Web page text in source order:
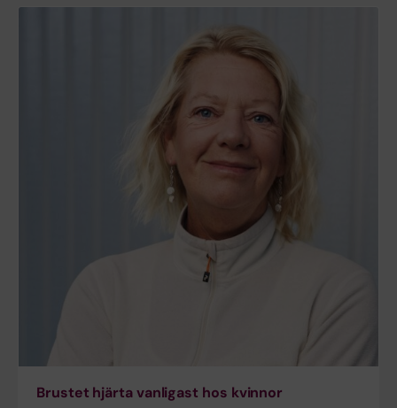
Brustet hjärta vanligast hos kvinnor